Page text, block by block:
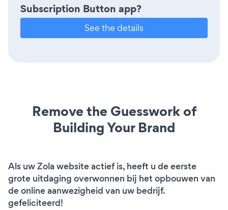
Subscription Button app?
See the details
Remove the Guesswork of
Building Your Brand
Als uw Zola website actief is, heeft u de eerste
grote uitdaging overwonnen bij het opbouwen van
de online aanwezigheid van uw bedrijf.
gefeliciteerd!